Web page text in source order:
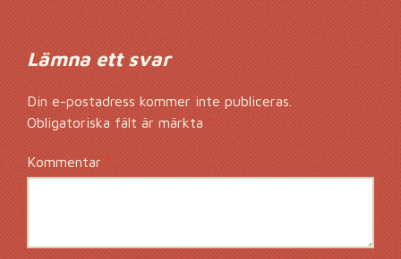
Lämna ett svar
Din e-postadress kommer inte publiceras.
Obligatoriska fält är märkta *
Kommentar*